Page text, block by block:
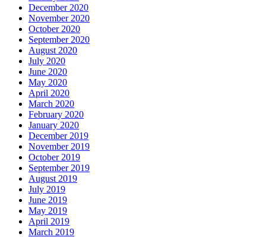
December 2020
November 2020
October 2020
September 2020
August 2020
July 2020
June 2020
May 2020
April 2020
March 2020
February 2020
January 2020
December 2019
November 2019
October 2019
September 2019
August 2019
July 2019
June 2019
May 2019
April 2019
March 2019